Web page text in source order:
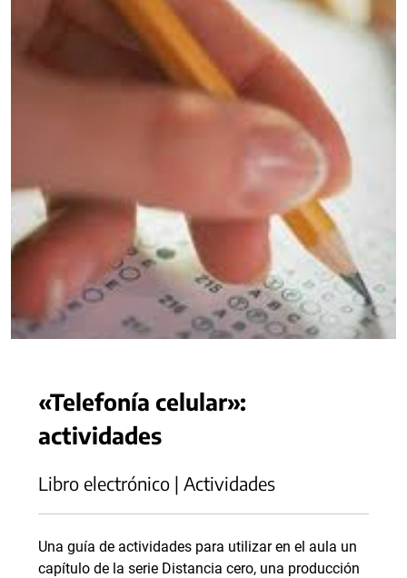
«Telefonía celular»:
actividades
Libro electrónico | Actividades
Una guía de actividades para utilizar en el aula un
capítulo de la serie Distancia cero, una producción